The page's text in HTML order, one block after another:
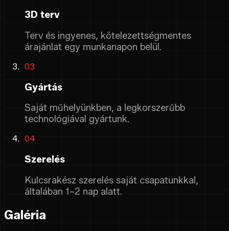
3D terv
Terv és ingyenes, kötelezettségmentes
árajánlat egy munkanapon belül.
03
Gyártás
Saját műhelyünkben, a legkorszerűbb
technológiával gyártunk.
04
Szerelés
Kulcsrakész szerelés saját csapatunkkal,
általában 1–2 nap alatt.
Galéria